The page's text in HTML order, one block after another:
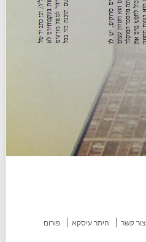
צור קשר היתר עיסקא פורום